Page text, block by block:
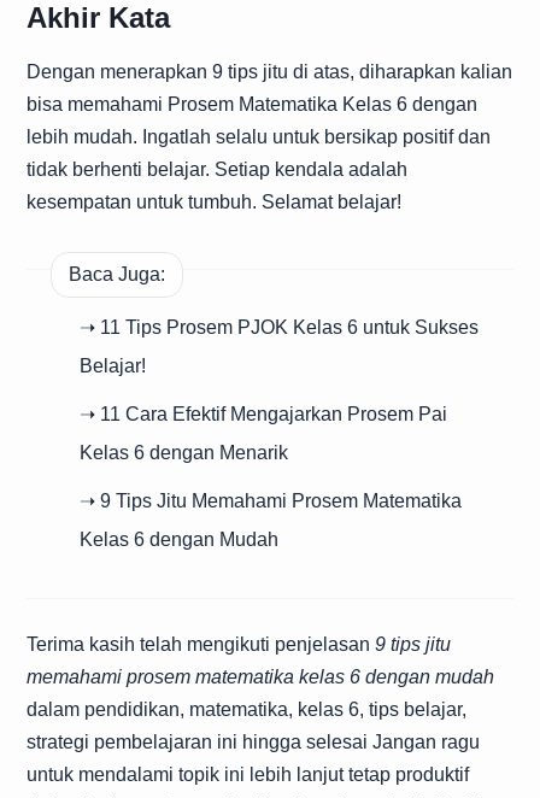
Akhir Kata
Dengan menerapkan 9 tips jitu di atas, diharapkan kalian
bisa memahami Prosem Matematika Kelas 6 dengan
lebih mudah. Ingatlah selalu untuk bersikap positif dan
tidak berhenti belajar. Setiap kendala adalah
kesempatan untuk tumbuh. Selamat belajar!
Baca Juga:
➝ 11 Tips Prosem PJOK Kelas 6 untuk Sukses
Belajar!
➝ 11 Cara Efektif Mengajarkan Prosem Pai
Kelas 6 dengan Menarik
➝ 9 Tips Jitu Memahami Prosem Matematika
Kelas 6 dengan Mudah
Terima kasih telah mengikuti penjelasan 9 tips jitu
memahami prosem matematika kelas 6 dengan mudah
dalam pendidikan, matematika, kelas 6, tips belajar,
strategi pembelajaran ini hingga selesai Jangan ragu
untuk mendalami topik ini lebih lanjut tetap produktif